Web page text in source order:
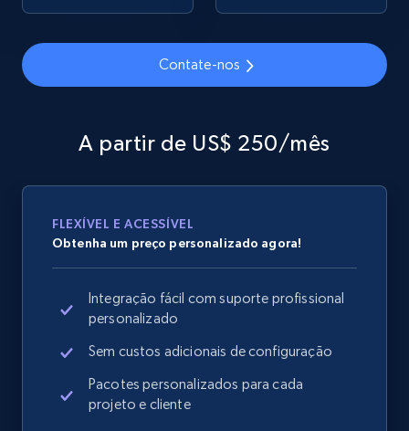
Google Shopping
more.
2.4K+ 199+ Comece agora
web using keywords
URL, Product id, Title, Product description,
Rating, Reviews count, Images, Variations, and
Contate-nos
A partir de US$ 250/mês
FLEXÍVEL E ACESSÍVEL
Obtenha um preço personalizado agora!
Integração fácil com suporte profissional
personalizado
Sem custos adicionais de configuração
Pacotes personalizados para cada
projeto e cliente